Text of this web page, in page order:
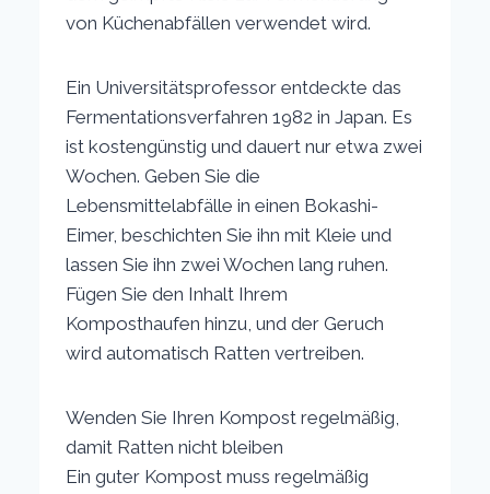
von Küchenabfällen verwendet wird.
Ein Universitätsprofessor entdeckte das
Fermentationsverfahren 1982 in Japan. Es
ist kostengünstig und dauert nur etwa zwei
Wochen. Geben Sie die
Lebensmittelabfälle in einen Bokashi-
Eimer, beschichten Sie ihn mit Kleie und
lassen Sie ihn zwei Wochen lang ruhen.
Fügen Sie den Inhalt Ihrem
Komposthaufen hinzu, und der Geruch
wird automatisch Ratten vertreiben.
Wenden Sie Ihren Kompost regelmäßig,
damit Ratten nicht bleiben
Ein guter Kompost muss regelmäßig